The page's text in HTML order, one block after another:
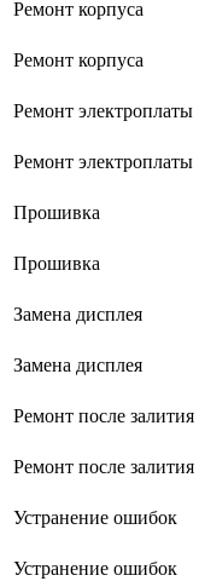
диктофон
дисководов
домашних
дорожек
драм машин
дрелей-
дрелей
Ремонт корпуса
Ремонт корпуса
Ремонт электроплаты
Ремонт электроплаты
Прошивка
Прошивка
Замена дисплея
Замена дисплея
Ремонт после залития
Ремонт после залития
Устранение ошибок
Устранение ошибок